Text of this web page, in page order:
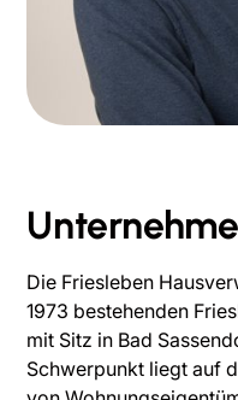
Die Friesleben
1973 bestehenden
mit Sitz in Bad
Schwerpunkt liegt auf